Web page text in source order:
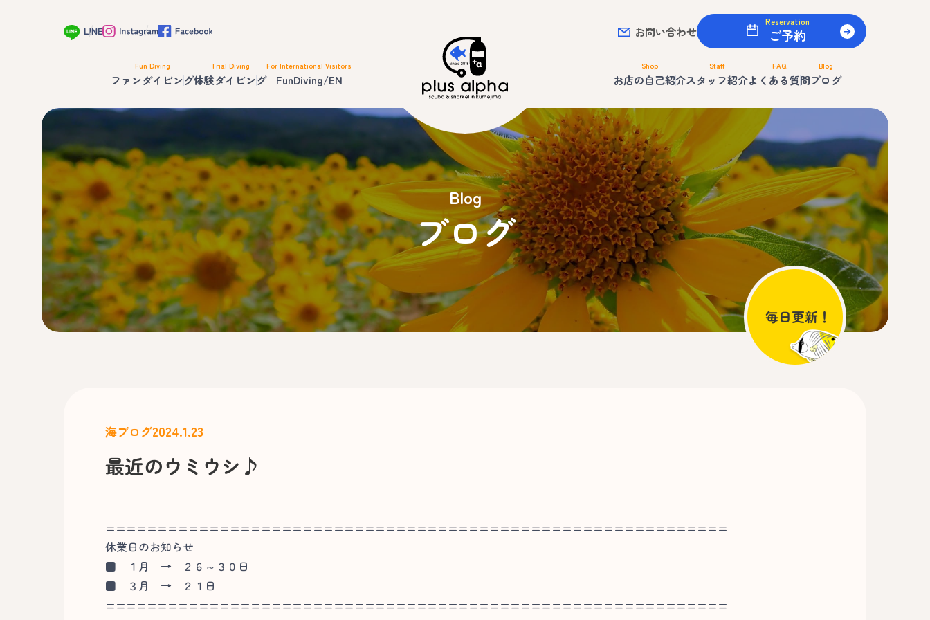
お問い合わせ
Reservation
ご予約
Fun Diving
ファンダイビング
Trial Diving
体験ダイビング
For International Visitors
FunDiving/EN
Shop
お店の自己紹介
Staff
スタッフ紹介
FAQ
よくある質問
Blog
ブログ
Blog
ブログ
海ブログ2024.1.23
最近のウミウシ♪
============================================================
休業日のお知らせ
■ １月 → ２６～３０日
■ ３月 → ２１日
============================================================